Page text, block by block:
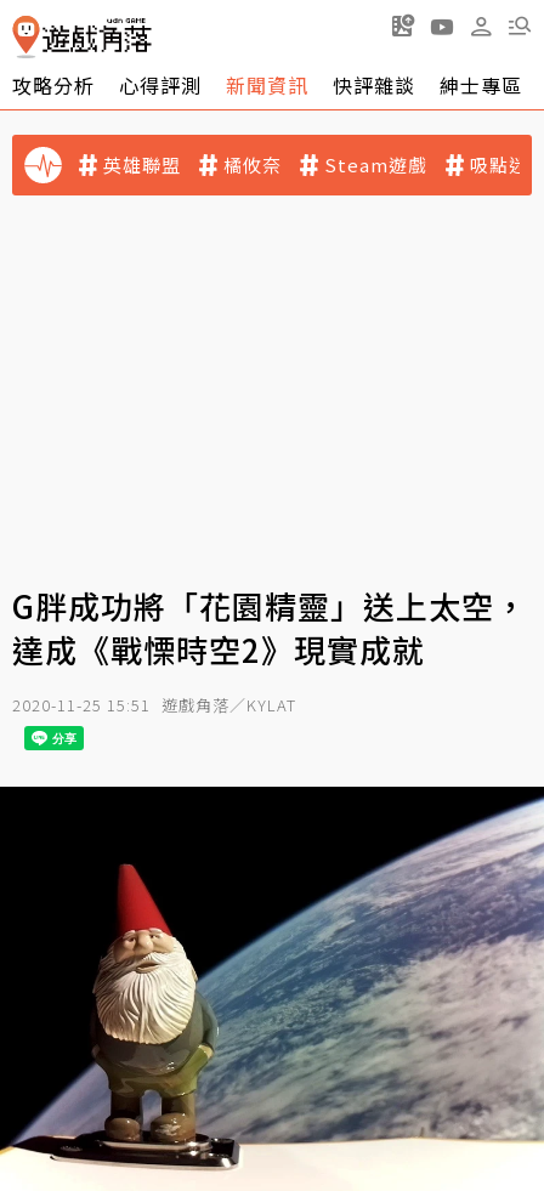
攻略分析 心得評測 新聞資訊 快評雜談 紳士專區
英雄聯盟 橘攸奈 Steam遊戲 吸點迷
G胖成功將「花園精靈」送上太空，
達成《戰慄時空2》現實成就
2020-11-25 15:51 遊戲角落／KYLAT